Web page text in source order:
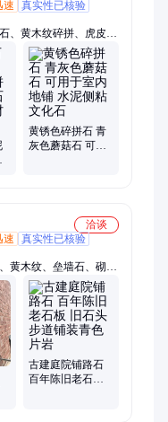
速
真实性已核验
、黄木纹碎拼、虎皮
、青石板碎拼、页岩
文化石、山岩石、绿色
纹石材、青石板石材、
黄锈色碎拼石 青
灰色蘑菇石 可用
洽谈
速
真实性已核验
黄木纹、垒墙石、砌墙
板岩、流水石、鹅卵
外墙文化石、汀步石、
石、片岩
古建庭院铺路石
百年陈旧老石板